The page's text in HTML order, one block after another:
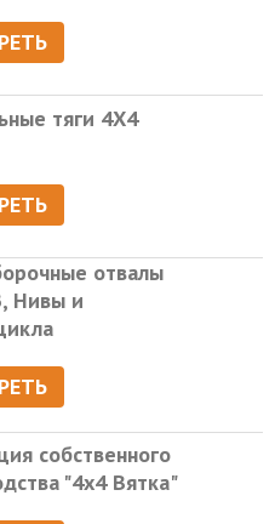
тяги 4Х4
отвалы
Нивы и
собственного
"4х4 Вятка"